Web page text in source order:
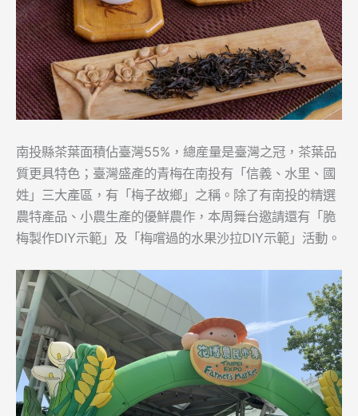
南投縣茶葉面積佔臺灣55%，總産量是臺灣之冠，茶葉品
質更具特色；臺灣盛產的青梅在南投有「信義、水里、國
姓」三大產區，有「梅子故鄉」之稱。除了有南投的精選
農特產品、小農生產的優鮮農作，本周舞台邀請還有「脆
梅製作DIY示範」及「梅嚐過的水果沙拉DIY示範」活動。